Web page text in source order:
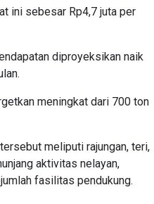
ini sebesar Rp4,7 juta per
diproyeksikan naik
meningkat dari 700 ton
meliputi rajungan, teri,
aktivitas nelayan,
fasilitas pendukung.